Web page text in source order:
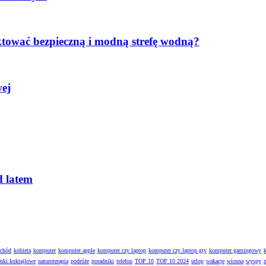
bezpieczną i modną strefę wodną?
latem
kobieta komputer komputer apple komputer czy laptop komputer czy laptop gry komputer gamingowy
koktajlowe naturoterapia podróże poradniki telefon TOP 10 TOP 10 2024 urlop wakacje wiosna wyspy